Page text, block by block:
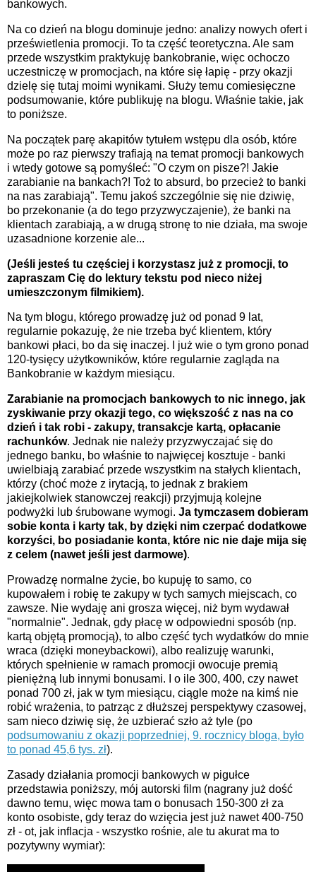
bankowych.
Na co dzień na blogu dominuje jedno: analizy nowych ofert i
prześwietlenia promocji. To ta część teoretyczna. Ale sam
przede wszystkim praktykuję bankobranie, więc ochoczo
uczestniczę w promocjach, na które się łapię - przy okazji
dzielę się tutaj moimi wynikami. Służy temu comiesięczne
podsumowanie, które publikuję na blogu. Właśnie takie, jak
to poniższe.
Na początek parę akapitów tytułem wstępu dla osób, które
może po raz pierwszy trafiają na temat promocji bankowych
i wtedy gotowe są pomyśleć: "O czym on pisze?! Jakie
zarabianie na bankach?! Toż to absurd, bo przecież to banki
na nas zarabiają". Temu jakoś szczególnie się nie dziwię,
bo przekonanie (a do tego przyzwyczajenie), że banki na
klientach zarabiają, a w drugą stronę to nie działa, ma swoje
uzasadnione korzenie ale...
(Jeśli jesteś tu częściej i korzystasz już z promocji, to
zapraszam Cię do lektury tekstu pod nieco niżej
umieszczonym filmikiem).
Na tym blogu, którego prowadzę już od ponad 9 lat,
regularnie pokazuję, że nie trzeba być klientem, który
bankowi płaci, bo da się inaczej. I już wie o tym grono ponad
120-tysięcy użytkowników, które regularnie zagląda na
Bankobranie w każdym miesiącu.
Zarabianie na promocjach bankowych to nic innego, jak
zyskiwanie przy okazji tego, co większość z nas na co
dzień i tak robi - zakupy, transakcje kartą, opłacanie
rachunków. Jednak nie należy przyzwyczajać się do
jednego banku, bo właśnie to najwięcej kosztuje - banki
uwielbiają zarabiać przede wszystkim na stałych klientach,
którzy (choć może z irytacją, to jednak z brakiem
jakiejkolwiek stanowczej reakcji) przyjmują kolejne
podwyżki lub śrubowane wymogi. Ja tymczasem dobieram
sobie konta i karty tak, by dzięki nim czerpać dodatkowe
korzyści, bo posiadanie konta, które nic nie daje mija się
z celem (nawet jeśli jest darmowe).
Prowadzę normalne życie, bo kupuję to samo, co
kupowałem i robię te zakupy w tych samych miejscach, co
zawsze. Nie wydaję ani grosza więcej, niż bym wydawał
"normalnie". Jednak, gdy płacę w odpowiedni sposób (np.
kartą objętą promocją), to albo część tych wydatków do mnie
wraca (dzięki moneybackowi), albo realizuję warunki,
których spełnienie w ramach promocji owocuje premią
pieniężną lub innymi bonusami. I o ile 300, 400, czy nawet
ponad 700 zł, jak w tym miesiącu, ciągle może na kimś nie
robić wrażenia, to patrząc z dłuższej perspektywy czasowej,
sam nieco dziwię się, że uzbierać szło aż tyle (po
podsumowaniu z okazji poprzedniej, 9. rocznicy bloga, było
to ponad 45,6 tys. zł).
Zasady działania promocji bankowych w pigułce
przedstawia poniższy, mój autorski film (nagrany już dość
dawno temu, więc mowa tam o bonusach 150-300 zł za
konto osobiste, gdy teraz do wzięcia jest już nawet 400-750
zł - ot, jak inflacja - wszystko rośnie, ale tu akurat ma to
pozytywny wymiar):